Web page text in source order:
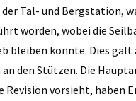
Tal- und Bergstation,
worden, wobei die
bleiben konnte. Dies galt
den Stützen. Die
Revision vorsieht, haben